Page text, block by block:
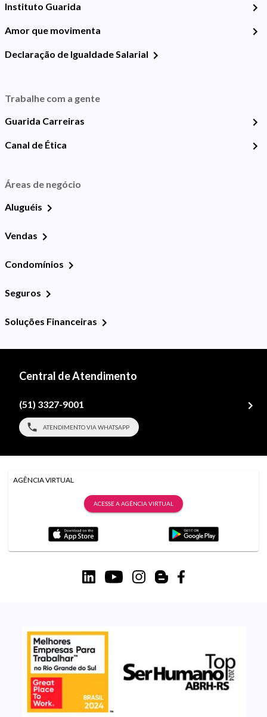
Instituto Guarida
Amor que movimenta
Declaração de Igualdade Salarial
Trabalhe com a gente
Guarida Carreiras
Canal de Ética
Áreas de negócio
Aluguéis
Vendas
Condomínios
Seguros
Soluções Financeiras
Central de Atendimento
(51) 3327-9001
ATENDIMENTO VIA WHATSAPP
AGÊNCIA VIRTUAL
ACESSE A AGÊNCIA VIRTUAL